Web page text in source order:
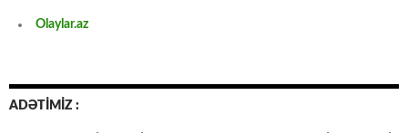
Olaylar.az
ADƏTİMİZ :